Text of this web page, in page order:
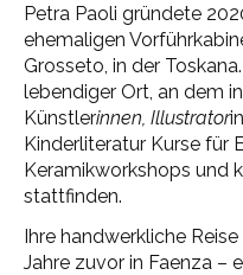
Petra Paoli gründete
ehemaligen
Grosseto, in der
lebendiger Ort, an dem
Künstlerinnen, Illustrator
Kinderliteratur Kurse für
Keramikworkshops und
stattfinden.
Ihre handwerkliche
Jahre zuvor in Faenza –